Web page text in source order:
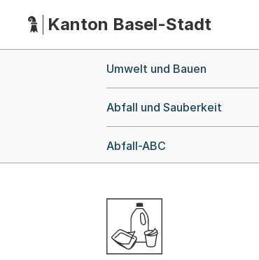
HauptnavigationKanton Basel-Stadt
Umwelt und Bauen
Abfall und Sauberkeit
Abfall-ABC